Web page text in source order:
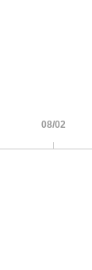
08/02